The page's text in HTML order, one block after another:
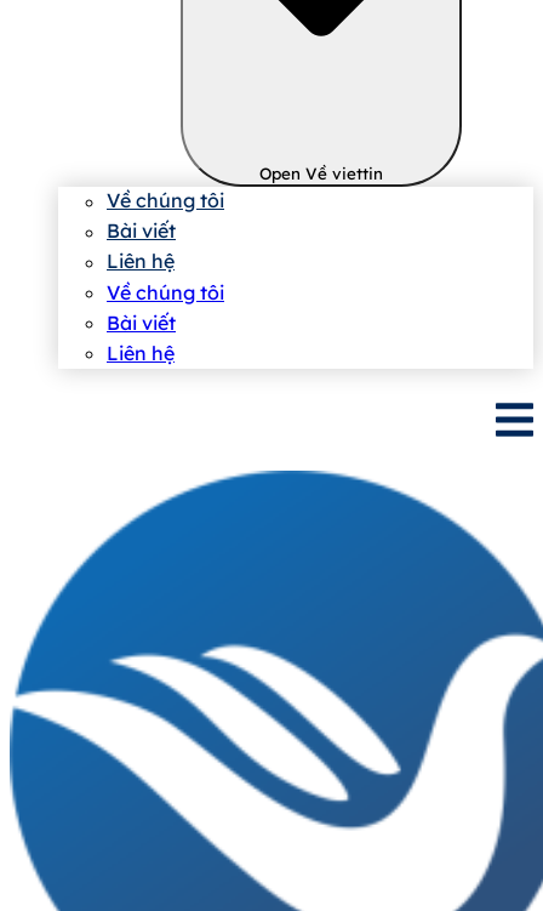
Open Về viettin
Về chúng tôi
Bài viết
Liên hệ
Về chúng tôi
Bài viết
Liên hệ